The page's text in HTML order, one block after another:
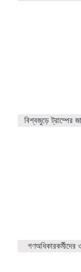
বিশ্বজুড়ে ট্রাম্পের